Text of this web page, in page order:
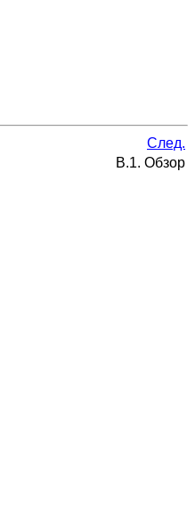
След.
B.1. Обзор